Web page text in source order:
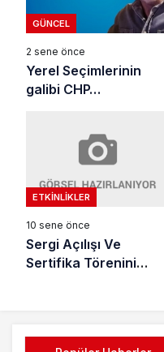
GÜNCEL
2 sene önce
Yerel Seçimlerinin
galibi CHP…
ETKINLIKLER
10 sene önce
Sergi Açılışı Ve
Sertifika Törenini